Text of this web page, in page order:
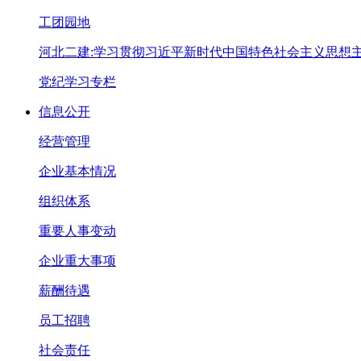
工团园地
河北二建:学习贯彻习近平新时代中国特色社会主义思想
党纪学习专栏
信息公开
经营管理
企业基本情况
组织体系
重要人事变动
企业重大事项
薪酬待遇
员工招聘
社会责任